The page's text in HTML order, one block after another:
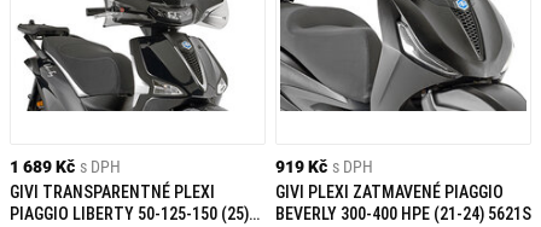
1 689 Kč s DPH
GIVI TRANSPARENTNÉ PLEXI
PIAGGIO LIBERTY 50-125-150 (25)
919 Kč s DPH
GIVI PLEXI ZATMAVENÉ PIAGGIO
BEVERLY 300-400 HPE (21-24) 5621S